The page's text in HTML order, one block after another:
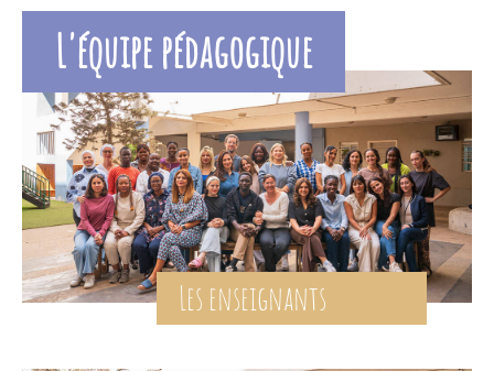
L'équipe pédagogique
Les enseignants